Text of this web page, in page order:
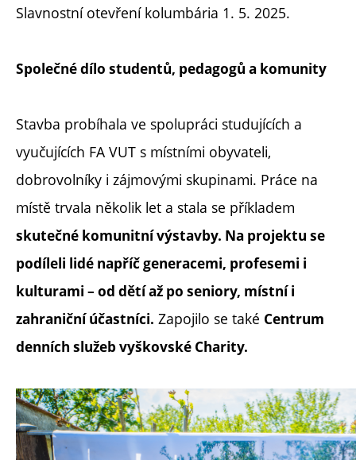
Slavnostní otevření kolumbária 1. 5. 2025.
Společné dílo studentů, pedagogů a komunity
Stavba probíhala ve spolupráci studujících a
vyučujících FA VUT s místními obyvateli,
dobrovolníky i zájmovými skupinami. Práce na
místě trvala několik let a stala se příkladem
skutečné komunitní výstavby. Na projektu se
podíleli lidé napříč generacemi, profesemi i
kulturami – od dětí až po seniory, místní i
zahraniční účastníci. Zapojilo se také Centrum
denních služeb vyškovské Charity.